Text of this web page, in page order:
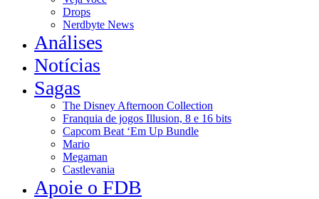
Drops
Nerdbyte News
Análises
Notícias
Sagas
The Disney Afternoon Collection
Franquia de jogos Illusion, 8 e 16 bits
Capcom Beat ‘Em Up Bundle
Mario
Megaman
Castlevania
Apoie o FDB